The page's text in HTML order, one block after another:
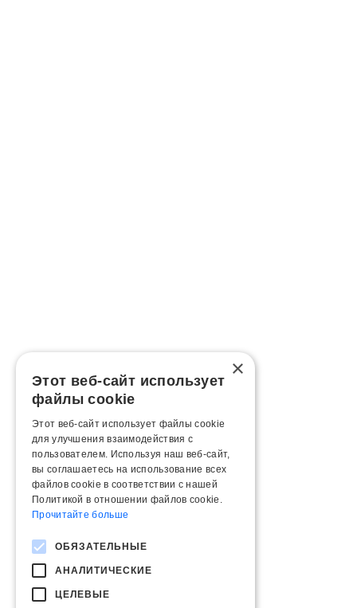
×
Этот веб-сайт использует
файлы cookie
Этот веб-сайт использует файлы cookie
для улучшения взаимодействия с
пользователем. Используя наш веб-сайт,
вы соглашаетесь на использование всех
файлов cookie в соответствии с нашей
Политикой в ​​отношении файлов cookie.
Прочитайте больше
ОБЯЗАТЕЛЬНЫЕ
АНАЛИТИЧЕСКИЕ
ЦЕЛЕВЫЕ